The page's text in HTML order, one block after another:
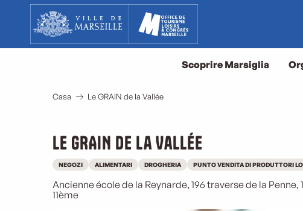
contenu
principal
Scoprire Marsiglia
Casa Le GRAIN de la Vallée
Le GRAIN de la Vallée
NEGOZI ALIMENTARI DROGHERIA PUNTO VENDITA DI PRODUTTORI
Ancienne école de la Reynarde, 196 traverse de la Penne,
11ème